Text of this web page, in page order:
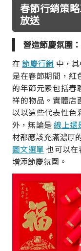
春節行銷策
放送
營造節慶氛圍
在節慶行銷 中，
是在春節期間，紅
的年節元素包括春
祥的物品。實體店
以以這些代表性色
外，無論是線上還
材都應該充滿濃厚
圖文選單 也可以在
增添節慶氛圍。